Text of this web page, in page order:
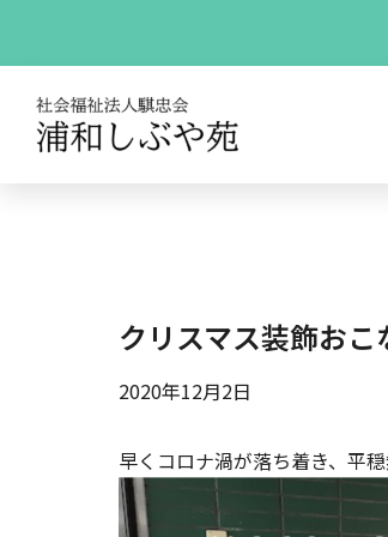
クリスマス装飾おこ
2020年12月2日
早くコロナ渦が落ち着き、平